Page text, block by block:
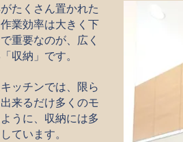
たくさん置かれた
業効率は大きく下
重要なのが、広く
収納」です。
ッチンでは、限ら
来るだけ多くのモ
うに、収納には多
ています。